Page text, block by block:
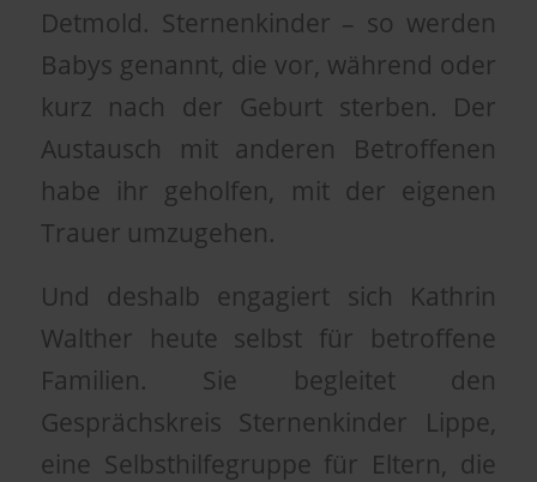
Detmold. Sternenkinder – so werden
Babys genannt, die vor, während oder
kurz nach der Geburt sterben. Der
Austausch mit anderen Betroffenen
habe ihr geholfen, mit der eigenen
Trauer umzugehen.
Und deshalb engagiert sich Kathrin
Walther heute selbst für betroffene
Familien. Sie begleitet den
Gesprächskreis Sternenkinder Lippe,
eine Selbsthilfegruppe für Eltern, die